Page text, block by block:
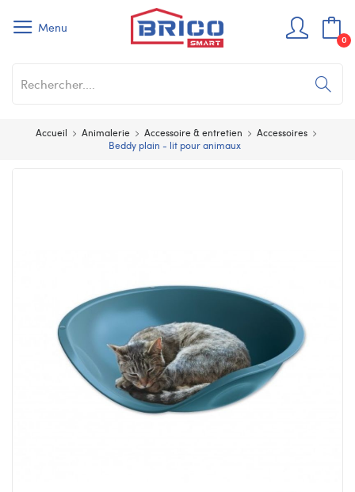
Menu
0
Accueil Animalerie Accessoire & entretien
Accessoires
Beddy plain - lit pour animaux